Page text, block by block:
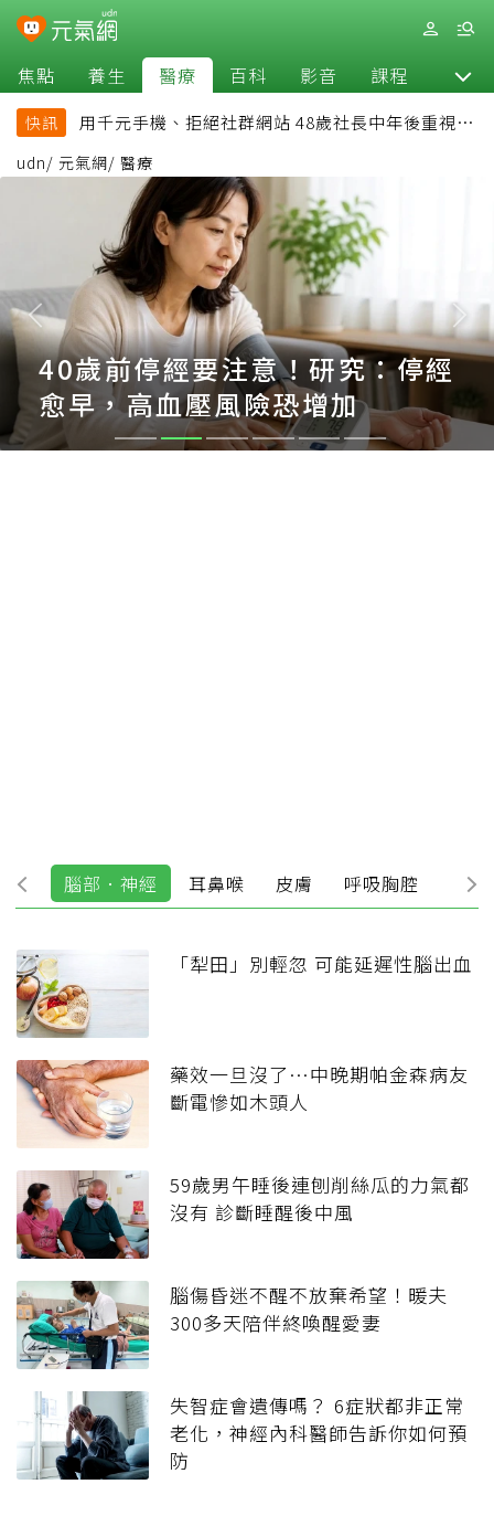
焦點 養生 醫療 百科 影音 課程 退休
快訊
用千元手機、拒絕社群網站 48歲社長中年後重視和
放棄的事：不為面子消費
udn/ 元氣網/ 醫療
40歲前停經要注意！研究：停經
愈早，高血壓風險恐增加
病 腦部．神經 耳鼻喉 皮膚 呼吸胸腔 婦
「犁田」別輕忽 可能延遲性腦出血
藥效一旦沒了…中晚期帕金森病友
斷電慘如木頭人
59歲男午睡後連刨削絲瓜的力氣都
沒有 診斷睡醒後中風
腦傷昏迷不醒不放棄希望！暖夫
300多天陪伴終喚醒愛妻
失智症會遺傳嗎？ 6症狀都非正常
老化，神經內科醫師告訴你如何預
防